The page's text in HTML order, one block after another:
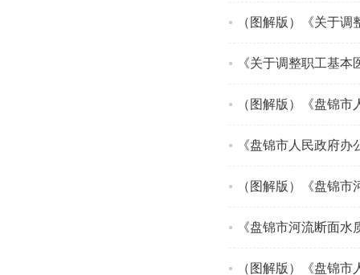
（图解版）《关于
《关于调整职工基
《盘锦市人民政府
（图解版）《盘锦
《盘锦市河流断面
（图解版）《盘锦